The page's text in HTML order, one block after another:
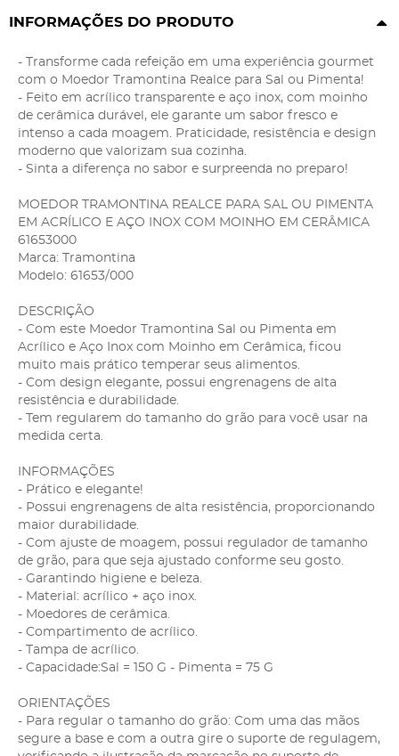
INFORMAÇÕES DO PRODUTO
- Transforme cada refeição em uma experiência gourmet
com o Moedor Tramontina Realce para Sal ou Pimenta!
- Feito em acrílico transparente e aço inox, com moinho
de cerâmica durável, ele garante um sabor fresco e
intenso a cada moagem. Praticidade, resistência e design
moderno que valorizam sua cozinha.
- Sinta a diferença no sabor e surpreenda no preparo!
MOEDOR TRAMONTINA REALCE PARA SAL OU PIMENTA
EM ACRÍLICO E AÇO INOX COM MOINHO EM CERÂMICA
61653000
Marca: Tramontina
Modelo: 61653/000
DESCRIÇÃO
- Com este Moedor Tramontina Sal ou Pimenta em
Acrílico e Aço Inox com Moinho em Cerâmica, ficou
muito mais prático temperar seus alimentos.
- Com design elegante, possui engrenagens de alta
resistência e durabilidade.
- Tem regularem do tamanho do grão para você usar na
medida certa.
INFORMAÇÕES
- Prático e elegante!
- Possui engrenagens de alta resistência, proporcionando
maior durabilidade.
- Com ajuste de moagem, possui regulador de tamanho
de grão, para que seja ajustado conforme seu gosto.
- Garantindo higiene e beleza.
- Material: acrílico + aço inox.
- Moedores de cerâmica.
- Compartimento de acrílico.
- Tampa de acrílico.
- Capacidade:Sal = 150 G - Pimenta = 75 G
ORIENTAÇÕES
- Para regular o tamanho do grão: Com uma das mãos
segure a base e com a outra gire o suporte de regulagem,